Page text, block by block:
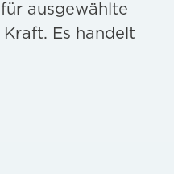
ausgewählte
Es handelt